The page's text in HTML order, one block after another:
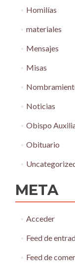
Homilías
materiales
Mensajes
Misas
Noticias
Obispo
Obituario
META
Acceder
Feed de
Feed de